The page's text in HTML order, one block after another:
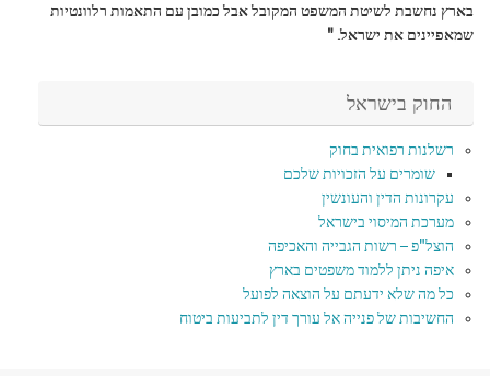
בארץ נחשבת לשיטת המשפט המקובל אבל כמובן עם התאמות רלוונטיות
שמאפיינים את ישראל. "
החוק בישראל
רשלנות רפואית בחוק
שומרים על הזכויות שלכם
עקרונות הדין והעונשין
מערכת המיסוי בישראל
הוצל"פ – רשות הגבייה והאכיפה
איפה ניתן ללמוד משפטים בארץ
כל מה שלא ידעתם על הוצאה לפועל
החשיבות של פנייה אל עורך דין לתביעות ביטוח